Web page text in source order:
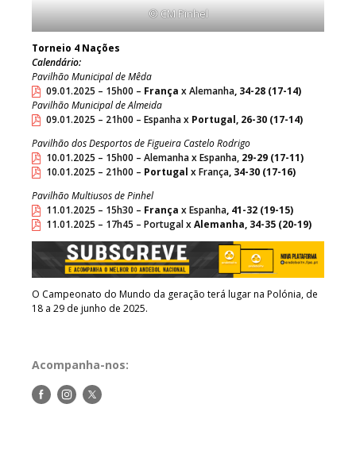
© CM Pinhel
Torneio 4 Nações
Calendário:
Pavilhão Municipal de Mêda
09.01.2025 – 15h00 – França x Alemanha, 34-28 (17-14)
Pavilhão Municipal de Almeida
09.01.2025 – 21h00 – Espanha x Portugal, 26-30 (17-14)
Pavilhão dos Desportos de Figueira Castelo Rodrigo
10.01.2025 – 15h00 – Alemanha x Espanha, 29-29 (17-11)
10.01.2025 – 21h00 – Portugal x França, 34-30 (17-16)
Pavilhão Multiusos de Pinhel
11.01.2025 – 15h30 – França x Espanha, 41-32 (19-15)
11.01.2025 – 17h45 – Portugal xAlemanha, 34-35 (20-19)
O Campeonato do Mundo da geração terá lugar na Polónia, de
18 a 29 de junho de 2025.
Acompanha-nos:
Siga-Siga-Siga-